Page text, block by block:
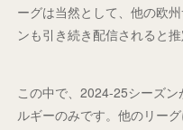
ーグは当然として、他の欧
ンも引き続き配信されると推
この中で、2024-25シーズ
ルギーのみです。他のリー